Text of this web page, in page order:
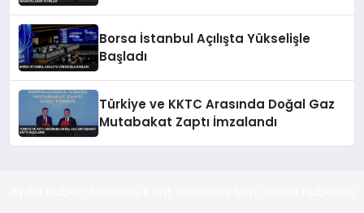
Borsa İstanbul Açılışta Yükselişle
Başladı
Türkiye ve KKTC Arasında Doğal Gaz
Mutabakat Zaptı İmzalandı